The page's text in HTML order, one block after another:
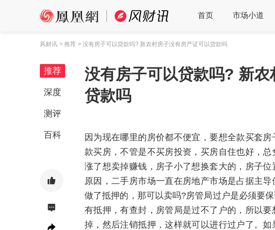
首页 市场小道
风财讯 > 推荐 > 没有房子可以贷款吗? 新农村房子没有房产证可以贷款吗
推荐
深度
测评
百科
没有房子可以贷款吗? 新
贷款吗
因为现在哪里的房价都不便宜，要想全款买套
款买房，不管是不买房投资，买房自住也好，
涨了想卖掉赚钱，房子小了想换套大的，房子
原因，二手房市场一直在房地产市场是占据主
做了抵押的，那可以卖吗?房管局过户是必须要
有抵押，有查封，房管局是过不了户的，所以
掉，然后注销抵押，这样就可以进行过户了。